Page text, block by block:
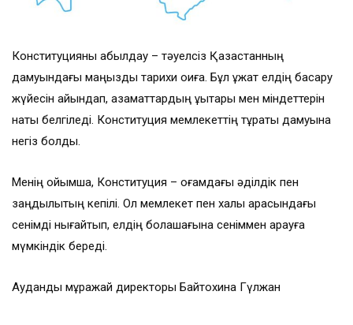
Конституцияны қабылдау – тәуелсіз Қазақстанның
дамуындағы маңызды тарихи оқиға. Бұл құжат елдің басқару
жүйесін айқындап, азаматтардың құқықтары мен міндеттерін
нақты белгіледі. Конституция мемлекеттің тұрақты дамуына
негіз болды.
Менің ойымша, Конституция – қоғамдағы әділдік пен
заңдылықтың кепілі. Ол мемлекет пен халық арасындағы
сенімді нығайтып, елдің болашағына сеніммен қарауға
мүмкіндік береді.
Аудандық мұражай директоры Байтохина Гүлжан